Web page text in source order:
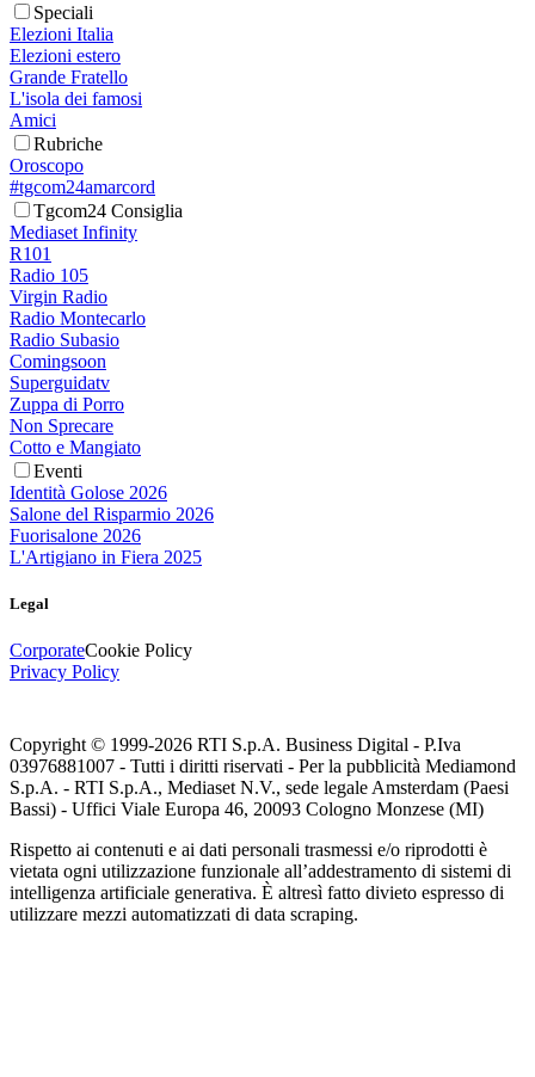
Speciali
Elezioni Italia
Elezioni estero
Grande Fratello
L'isola dei famosi
Amici
Rubriche
Oroscopo
#tgcom24amarcord
Tgcom24 Consiglia
Mediaset Infinity
R101
Radio 105
Virgin Radio
Radio Montecarlo
Radio Subasio
Comingsoon
Superguidatv
Zuppa di Porro
Non Sprecare
Cotto e Mangiato
Eventi
Identità Golose 2026
Salone del Risparmio 2026
Fuorisalone 2026
L'Artigiano in Fiera 2025
Legal
CorporateCookie Policy
Privacy Policy
Copyright © 1999-2026 RTI S.p.A. Business Digital - P.Iva
03976881007 - Tutti i diritti riservati - Per la pubblicità Mediamond
S.p.A. - RTI S.p.A., Mediaset N.V., sede legale Amsterdam (Paesi
Bassi) - Uffici Viale Europa 46, 20093 Cologno Monzese (MI)
Rispetto ai contenuti e ai dati personali trasmessi e/o riprodotti è
vietata ogni utilizzazione funzionale all’addestramento di sistemi di
intelligenza artificiale generativa. È altresì fatto divieto espresso di
utilizzare mezzi automatizzati di data scraping.